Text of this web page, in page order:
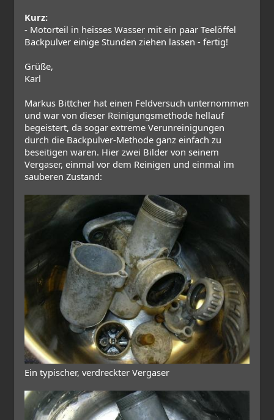
Kurz:
- Motorteil in heisses Wasser mit ein paar Teelöffel
Backpulver einige Stunden ziehen lassen - fertig!
Grüße,
Karl
Markus Bittcher hat einen Feldversuch unternommen
und war von dieser Reinigungsmethode hellauf
begeistert, da sogar extreme Verunreinigungen
durch die Backpulver-Methode ganz einfach zu
beseitigen waren. Hier zwei Bilder von seinem
Vergaser, einmal vor dem Reinigen und einmal im
sauberen Zustand:
Ein typischer, verdreckter Vergaser